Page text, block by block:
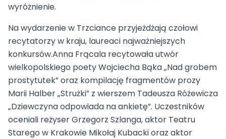
wyróżnienie.
Na wydarzenie w Trzciance przyjeżdżają czołowi
recytatorzy w kraju, laureaci najważniejszych
konkursów.Anna Frącala recytowała utwór
wielkopolskiego poety Wojciecha Bąka „Nad grobem
prostytutek” oraz kompilację fragmentów prozy
Marii Halber „Strużki” z wierszem Tadeusza Różewicza
„Dziewczyna odpowiada na ankietę”. Uczestników
oceniali reżyser Grzegorz Szlanga, aktor Teatru
Starego w Krakowie Mikołaj Kubacki oraz aktor